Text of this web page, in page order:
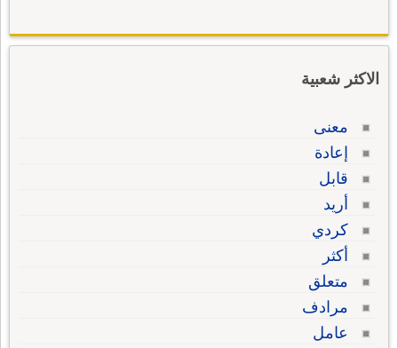
الاكثر شعبية
معنى
إعادة
قابل
أريد
كردي
أكثر
متعلق
مرادف
عامل